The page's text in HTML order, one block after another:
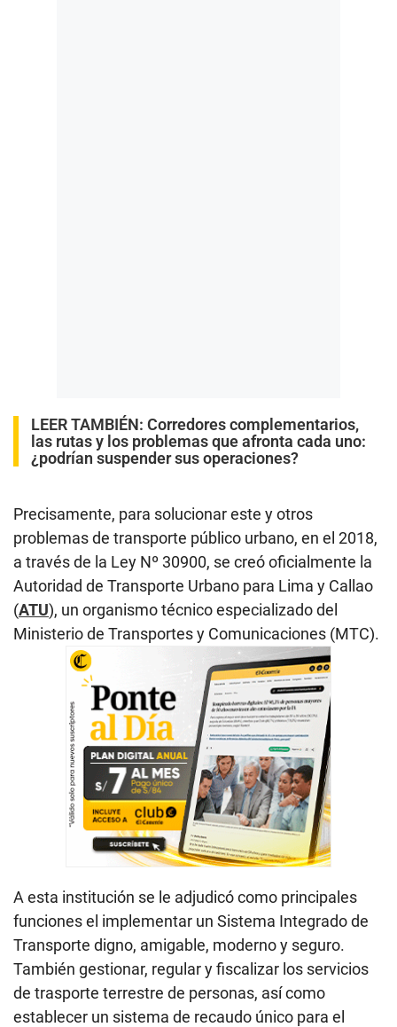
LEER TAMBIÉN: Corredores complementarios,
las rutas y los problemas que afronta cada uno:
¿podrían suspender sus operaciones?
Precisamente, para solucionar este y otros
problemas de transporte público urbano, en el 2018,
a través de la Ley Nº 30900, se creó oficialmente la
Autoridad de Transporte Urbano para Lima y Callao
(ATU), un organismo técnico especializado del
Ministerio de Transportes y Comunicaciones (MTC).
A esta institución se le adjudicó como principales
funciones el implementar un Sistema Integrado de
Transporte digno, amigable, moderno y seguro.
También gestionar, regular y fiscalizar los servicios
de trasporte terrestre de personas, así como
establecer un sistema de recaudo único para el